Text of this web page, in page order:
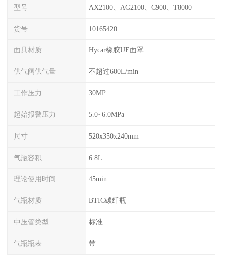
型号 AX2100、AG2100、C900、T8000
货号 10165420
面具材质 Hycar橡胶UE面罩
供气阀供气量 不超过600L/min
工作压力 30MP
起始报警压力 5.0~6.0MPa
尺寸 520x350x240mm
气瓶容积 6.8L
理论使用时间 45min
气瓶材质 BTIC碳纤瓶
中压管类型 标准
气瓶瓶表 带